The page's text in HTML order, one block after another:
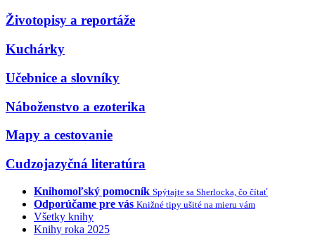
Životopisy a reportáže
Kuchárky
Učebnice a slovníky
Náboženstvo a ezoterika
Mapy a cestovanie
Cudzojazyčná literatúra
Knihomoľský pomocník Spýtajte sa Sherlocka, čo čítať
Odporúčame pre vás Knižné tipy ušité na mieru vám
Všetky knihy
Knihy roka 2025